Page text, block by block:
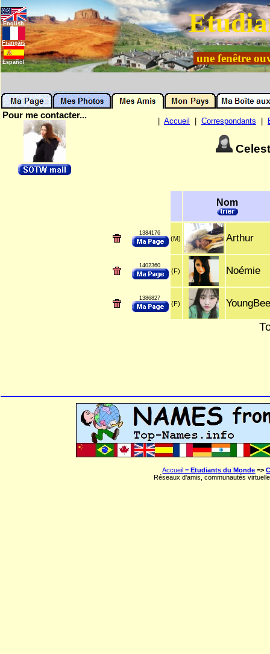
English
Français
Español une fenêtre
Pour me contacter...
Accueil Correspondants
Nom
1384176
(M) Arthur
1402360
(F) Noémie
1386827
(F)
Accueil =Etudiants du Monde =>
Réseaux d'amis, communautés